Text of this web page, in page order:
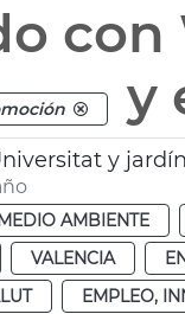
con
y
y
AMBIENTE
VALENCIA
EMPLEO,